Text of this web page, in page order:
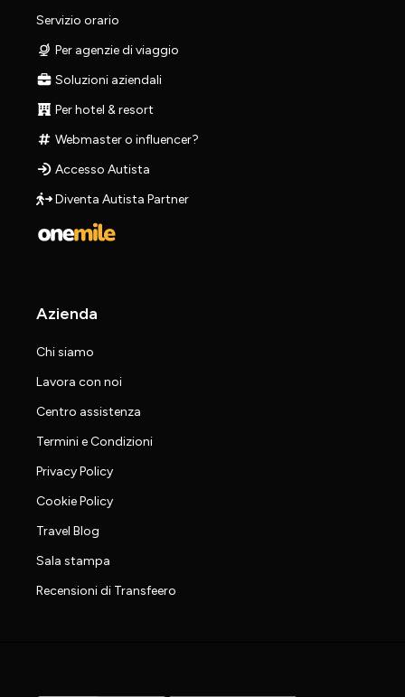
Servizio orario
Per agenzie di viaggio
Soluzioni aziendali
Per hotel & resort
Webmaster o influencer?
Accesso Autista
Diventa Autista Partner
Azienda
Chi siamo
Lavora con noi
Centro assistenza
Termini e Condizioni
Privacy Policy
Cookie Policy
Travel Blog
Sala stampa
Recensioni di Transfeero